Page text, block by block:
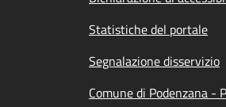
Statistiche del portale
Segnalazione disservizio
Comune di Podenzana